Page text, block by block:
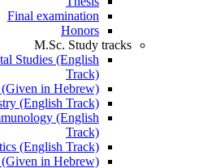
Final examination
Honors
M.Sc. Study tracks
Studies (English
Track)
in Hebrew)
(English Track)
(English
Track)
(English Track)
in Hebrew)